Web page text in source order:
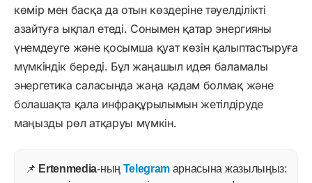
көмір мен басқа да отын көздеріне тәуелділікті
азайтуға ықпал етеді. Сонымен қатар энергияны
үнемдеуге және қосымша қуат көзін қалыптастыруға
мүмкіндік береді. Бұл жаңашыл идея баламалы
энергетика саласында жаңа қадам болмақ және
болашақта қала инфрақұрылымын жетілдіруде
маңызды рөл атқаруы мүмкін.
📌 Ertenmedia-ның Telegram арнасына жазылыңыз: